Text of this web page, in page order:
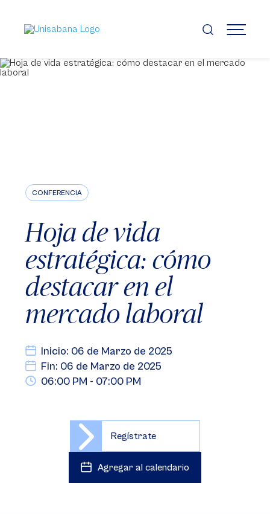
contenido
principal
MENÚ
CONFERENCIA
Hoja de vida
estratégica: cómo
destacar en el
mercado laboral
Inicio: 06 de Marzo de 2025
Fin: 06 de Marzo de 2025
06:00 PM - 07:00 PM
Regístrate
Agregar al calendario